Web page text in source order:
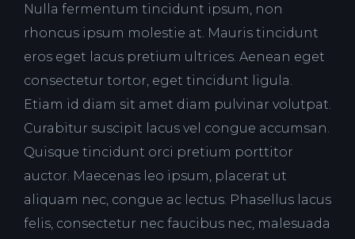
Nulla fermentum tincidunt ipsum, non
rhoncus ipsum molestie at. Mauris tincidunt
eros eget lacus pretium ultrices. Aenean eget
consectetur tortor, eget tincidunt ligula.
Etiam id diam sit amet diam pulvinar volutpat.
Curabitur suscipit lacus vel congue accumsan.
Quisque tincidunt orci pretium porttitor
auctor. Maecenas leo ipsum, placerat ut
aliquam nec, congue ac lectus. Phasellus lacus
felis, consectetur nec faucibus nec, malesuada